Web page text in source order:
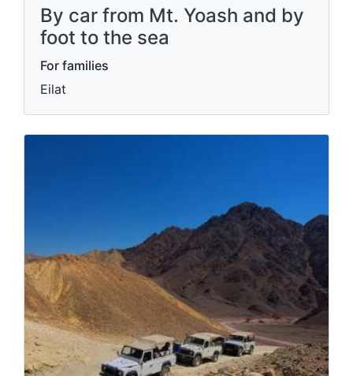
By car from Mt. Yoash and by
foot to the sea
For families
Eilat